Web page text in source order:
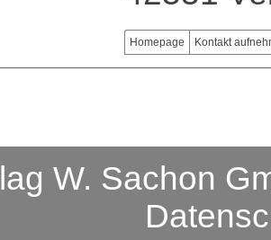
Homepage Kontakt
W. Sachon